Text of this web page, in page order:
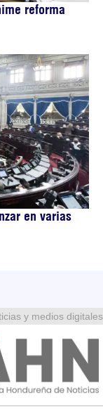
reforma
en varias
y medios digitales